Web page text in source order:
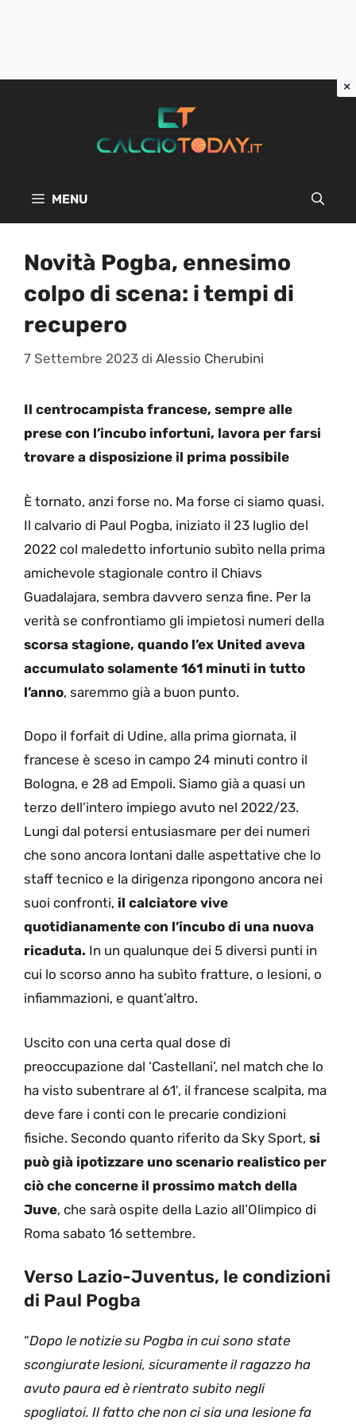
MENU
Novità Pogba, ennesimo
colpo di scena: i tempi di
recupero
7 Settembre 2023 di Alessio Cherubini
Il centrocampista francese, sempre alle
prese con l’incubo infortuni, lavora per farsi
trovare a disposizione il prima possibile
È tornato, anzi forse no. Ma forse ci siamo quasi.
Il calvario di Paul Pogba, iniziato il 23 luglio del
2022 col maledetto infortunio subìto nella prima
amichevole stagionale contro il Chiavs
Guadalajara, sembra davvero senza fine. Per la
verità se confrontiamo gli impietosi numeri della
scorsa stagione, quando l’ex United aveva
accumulato solamente 161 minuti in tutto
l’anno, saremmo già a buon punto.
Dopo il forfait di Udine, alla prima giornata, il
francese è sceso in campo 24 minuti contro il
Bologna, e 28 ad Empoli. Siamo già a quasi un
terzo dell’intero impiego avuto nel 2022/23.
Lungi dal potersi entusiasmare per dei numeri
che sono ancora lontani dalle aspettative che lo
staff tecnico e la dirigenza ripongono ancora nei
suoi confronti, il calciatore vive
quotidianamente con l’incubo di una nuova
ricaduta. In un qualunque dei 5 diversi punti in
cui lo scorso anno ha subìto fratture, o lesioni, o
infiammazioni, e quant’altro.
Uscito con una certa qual dose di
preoccupazione dal ‘Castellani’, nel match che lo
ha visto subentrare al 61′, il francese scalpita, ma
deve fare i conti con le precarie condizioni
fisiche. Secondo quanto riferito da Sky Sport, si
può già ipotizzare uno scenario realistico per
ciò che concerne il prossimo match della
Juve, che sarà ospite della Lazio all’Olimpico di
Roma sabato 16 settembre.
Verso Lazio-Juventus, le condizioni
di Paul Pogba
“Dopo le notizie su Pogba in cui sono state
scongiurate lesioni, sicuramente il ragazzo ha
avuto paura ed è rientrato subito negli
spogliatoi. Il fatto che non ci sia una lesione fa